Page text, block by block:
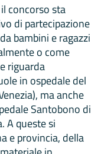
concorso sta
di partecipazione
bambini e ragazzi
o come
riguarda
in ospedale del
ma anche
Santobono di
A queste si
e provincia, della